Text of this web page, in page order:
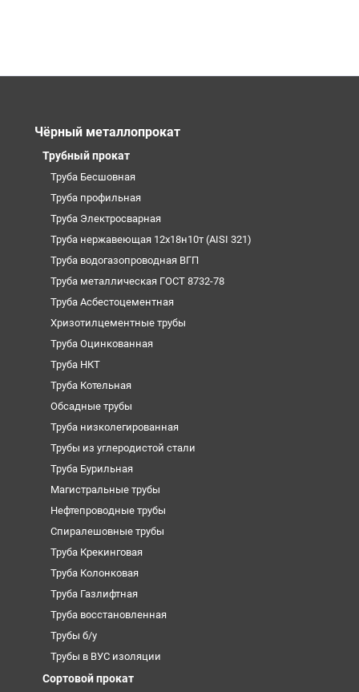
Чёрный металлопрокат
Трубный прокат
Труба Бесшовная
Труба профильная
Труба Электросварная
Труба нержавеющая 12х18н10т (AISI 321)
Труба водогазопроводная ВГП
Труба металлическая ГОСТ 8732-78
Труба Асбестоцементная
Хризотилцементные трубы
Труба Оцинкованная
Труба НКТ
Труба Котельная
Обсадные трубы
Труба низколегированная
Трубы из углеродистой стали
Труба Бурильная
Магистральные трубы
Нефтепроводные трубы
Спиралешовные трубы
Труба Крекинговая
Труба Колонковая
Труба Газлифтная
Труба восстановленная
Трубы б/у
Трубы в ВУС изоляции
Сортовой прокат